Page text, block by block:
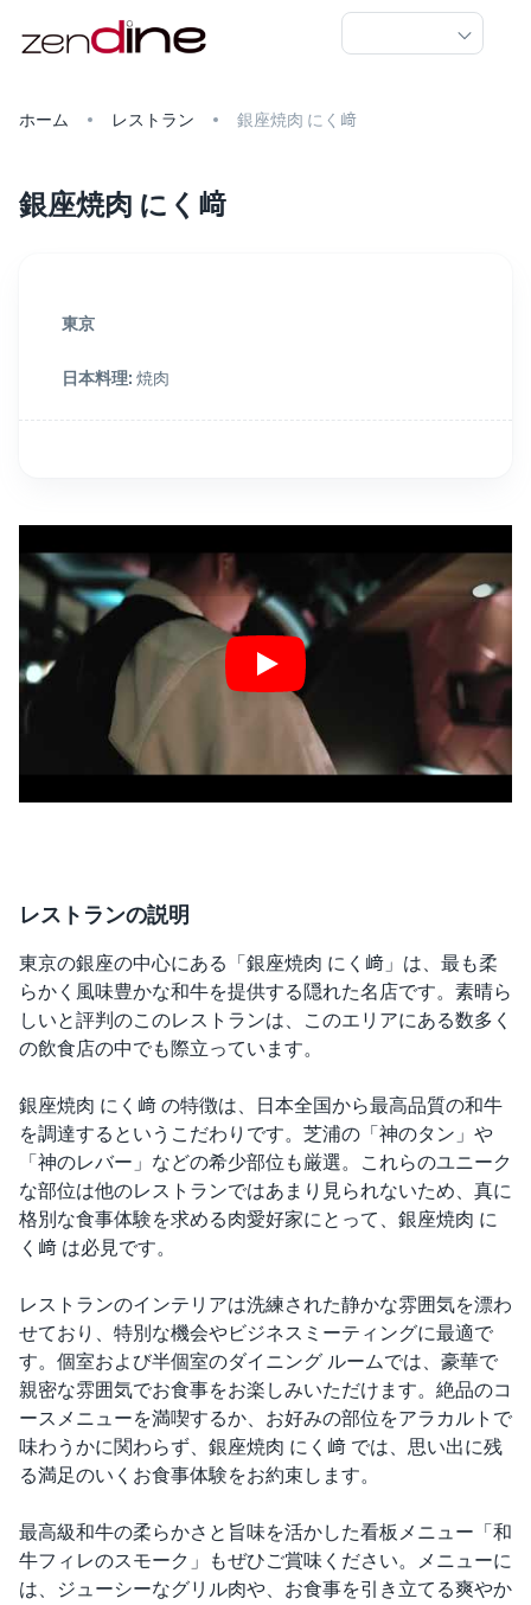
ホーム レストラン 銀座焼肉 にく﨑
銀座焼肉 にく﨑
東京
日本料理: 焼肉
Play
レストランの説明
東京の銀座の中心にある「銀座焼肉 にく﨑」は、最も柔
らかく風味豊かな和牛を提供する隠れた名店です。素晴ら
しいと評判のこのレストランは、このエリアにある数多く
の飲食店の中でも際立っています。
銀座焼肉 にく﨑 の特徴は、日本全国から最高品質の和牛
を調達するというこだわりです。芝浦の「神のタン」や
「神のレバー」などの希少部位も厳選。これらのユニーク
な部位は他のレストランではあまり見られないため、真に
格別な食事体験を求める肉愛好家にとって、銀座焼肉 に
く﨑 は必見です。
レストランのインテリアは洗練された静かな雰囲気を漂わ
せており、特別な機会やビジネスミーティングに最適で
す。個室および半個室のダイニング ルームでは、豪華で
親密な雰囲気でお食事をお楽しみいただけます。絶品のコ
ースメニューを満喫するか、お好みの部位をアラカルトで
味わうかに関わらず、銀座焼肉 にく﨑 では、思い出に残
る満足のいくお食事体験をお約束します。
最高級和牛の柔らかさと旨味を活かした看板メニュー「和
牛フィレのスモーク」もぜひご賞味ください。メニューに
は、ジューシーなグリル肉や、お食事を引き立てる爽やか